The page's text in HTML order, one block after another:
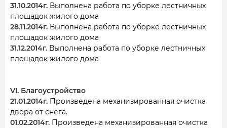
31.10.2014г. Выполнена работа по уборке лестничных
площадок жилого дома
28.11.2014г. Выполнена работа по уборке лестничных
площадок жилого дома
31.12.2014г. Выполнена работа по уборке лестничных
площадок жилого дома
VI. Благоустройство
21.01.2014г. Произведена механизированная очистка
двора от снега.
01.02.2014г. Произведена механизированная очистка